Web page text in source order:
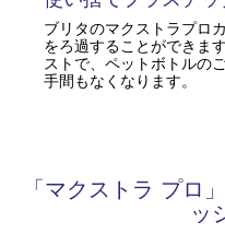
ブリタのマクストラプロ
をろ過することができま
ストで、ペットボトルの
手間もなくなります。
「マクストラ プロ
ッ